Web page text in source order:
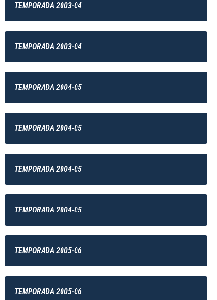
TEMPORADA 2003-04
TEMPORADA 2003-04
TEMPORADA 2004-05
TEMPORADA 2004-05
TEMPORADA 2004-05
TEMPORADA 2004-05
TEMPORADA 2005-06
TEMPORADA 2005-06